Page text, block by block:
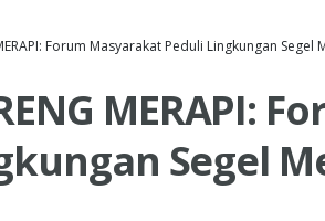
Forum Masyarakat Peduli Lingkungan Segel
MERAPI:
Segel